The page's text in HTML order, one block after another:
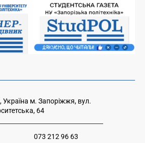
для оприлюднення
України
1545
Україна м. Запоріжжя, вул.
64
073 212 96 63